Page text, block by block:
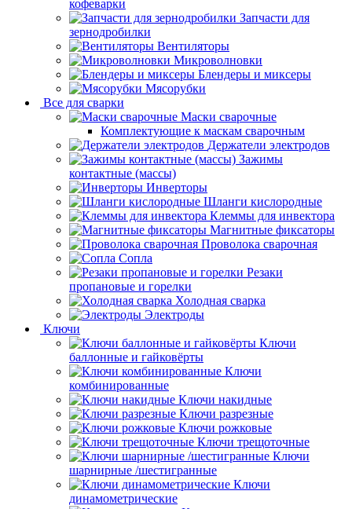
кофеварки
Запчасти для
зернодробилки
Вентиляторы
Микроволновки
Блендеры и миксеры
Мясорубки
Все для сварки
Маски сварочные
Комплектующие к маскам сварочным
Держатели электродов
Зажимы
контактные (массы)
Инверторы
Шланги кислородные
Клеммы для инвектора
Магнитные фиксаторы
Проволока сварочная
Сопла
Резаки
пропановые и горелки
Холодная сварка
Электроды
Ключи
Ключи
баллонные и гайковёрты
Ключи
комбинированные
Ключи накидные
Ключи разрезные
Ключи рожковые
Ключи трещоточные
Ключи
шарнирные /шестигранные
Ключи
динамометрические